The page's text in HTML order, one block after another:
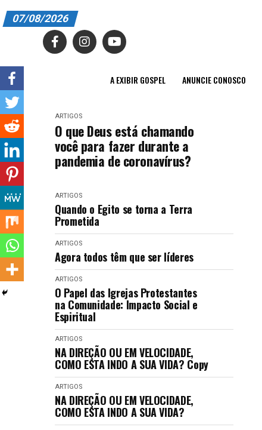
A EXIBIR GOSPEL
EDITORIAL
EXPEDIENTE
FINALIZAR COMPRA
HOME
LANÇAMENTOS
07/08/2026
A EXIBIR GOSPEL ANUNCIE CONOSCO
ARTIGOS
O que Deus está chamando
você para fazer durante a
pandemia de coronavírus?
ARTIGOS
Quando o Egito se torna a Terra
Prometida
ARTIGOS
Agora todos têm que ser líderes
ARTIGOS
O Papel das Igrejas Protestantes
na Comunidade: Impacto Social e
Espiritual
ARTIGOS
NA DIREÇÃO OU EM VELOCIDADE,
COMO ESTA INDO A SUA VIDA? Copy
ARTIGOS
NA DIREÇÃO OU EM VELOCIDADE,
COMO ESTA INDO A SUA VIDA?